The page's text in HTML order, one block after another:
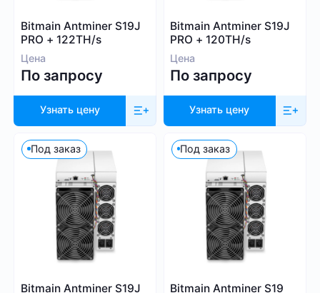
Bitmain Antminer S19J
PRO + 122TH/s
Цена
По запросу
Узнать цену
Bitmain Antminer S19J
PRO + 120TH/s
Цена
По запросу
Узнать цену
Под заказ
Bitmain Antminer S19J
Под заказ
Bitmain Antminer S19